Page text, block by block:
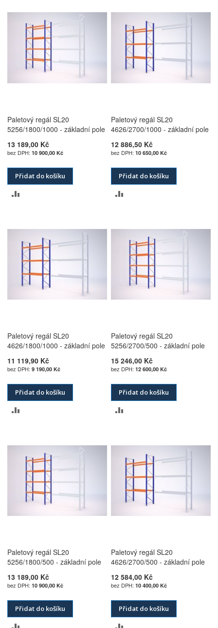
POROVNÁNÍ
Paletový regál SL20
5256/1800/1000 - základní pole
13 189,00 Kč
10 900,00 Kč
Přidat do košíku
POROVNÁNÍ
Paletový regál SL20
4626/2700/1000 - základní pole
12 886,50 Kč
10 650,00 Kč
Přidat do košíku
POROVNÁNÍ
Paletový regál SL20
4626/1800/1000 - základní pole
11 119,90 Kč
9 190,00 Kč
Přidat do košíku
POROVNÁNÍ
Paletový regál SL20
5256/2700/500 - základní pole
15 246,00 Kč
12 600,00 Kč
Přidat do košíku
POROVNÁNÍ
Paletový regál SL20
5256/1800/500 - základní pole
13 189,00 Kč
10 900,00 Kč
Přidat do košíku
Paletový regál SL20
4626/2700/500 - základní pole
12 584,00 Kč
10 400,00 Kč
Přidat do košíku